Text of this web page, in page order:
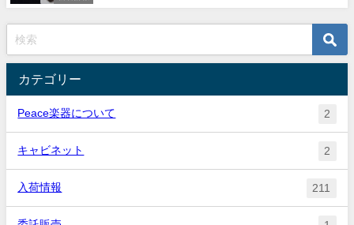
カテゴリー
Peace楽器について 2
キャビネット 2
入荷情報 211